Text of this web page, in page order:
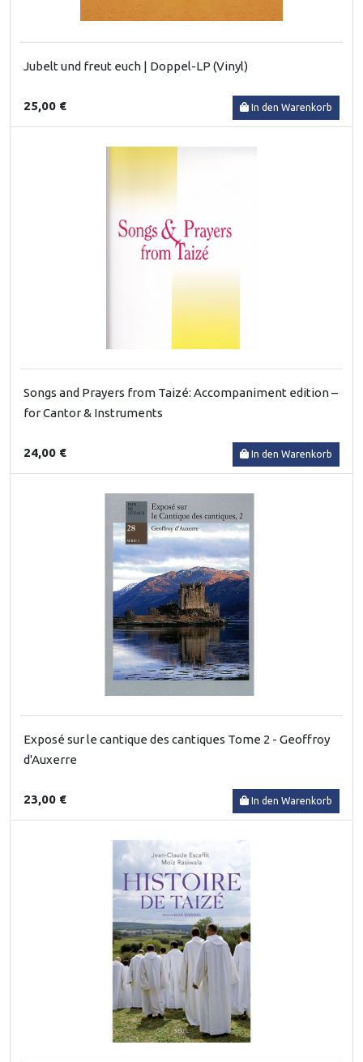
Jubelt und freut euch | Doppel-LP (Vinyl)
25,00 € In den Warenkorb
Songs and Prayers from Taizé: Accompaniment edition –
for Cantor & Instruments
24,00 € In den Warenkorb
Exposé sur le cantique des cantiques Tome 2 - Geoffroy
d'Auxerre
23,00 € In den Warenkorb